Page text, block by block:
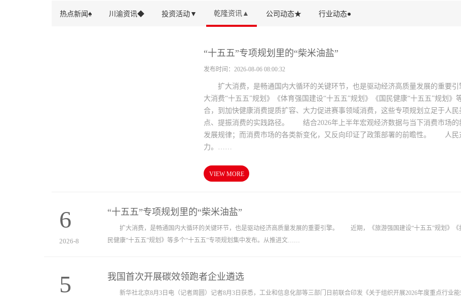
热点新闻♠ 川渝资讯◆ 投资活动▼ 乾隆资讯▲ 公司动态★ 行业动态●
“十五五”专项规划里的“柴米油盐”
发布时间：2026-08-06 08:00:32
扩大消费，是畅通国内大循环的关键环节，也是驱动经济高质量发展的重要
大消费“十五五”规划》《体育强国建设“十五五”规划》《国民健康“十五五”规划
合，到加快健康消费提质扩容、大力促进赛事领域消费，这些专项规划立足于人
点、提振消费的实践路径。 结合2026年上半年宏观经济数据与当下消费市场的
发展规律；而消费市场的各类新变化，又反向印证了政策部署的前瞻性。 人民
力。……
VIEW MORE
6
2026-8
“十五五”专项规划里的“柴米油盐”
扩大消费，是畅通国内大循环的关键环节，也是驱动经济高质量发展的重要引擎。 近期，《旅游强国建设“十五五”规划》《
民健康“十五五”规划》等多个“十五五”专项规划集中发布。从推进文……
5 我国首次开展碳效领跑者企业遴选
新华社北京8月3日电（记者周圆）记者8月3日获悉，工业和信息化部等三部门日前联合印发《关于组织开展2026年度重点行业